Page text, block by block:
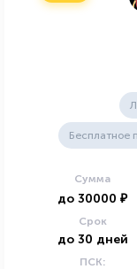
Бесплатное
Сумма
до 30000 ₽
Срок
до 30 дней
ПСК: